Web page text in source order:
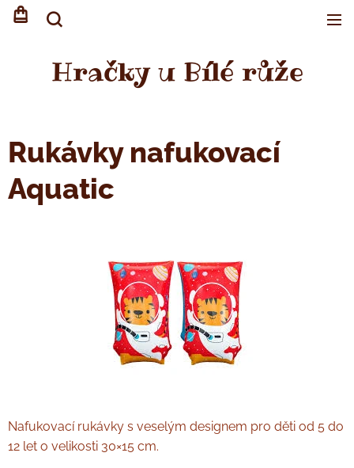
Hračky u Bílé růže
Rukávky nafukovací
Aquatic
Nafukovací rukávky s veselým designem pro děti od 5 do
12 let o velikosti 30×15 cm.